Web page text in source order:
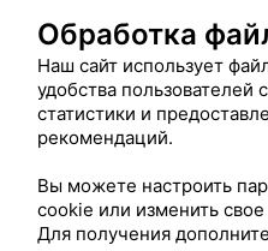
Обработка
Наш сайт использует
удобства пользователей
статистики и
рекомендаций.
Вы можете настроить
cookie или изменить
Для получения